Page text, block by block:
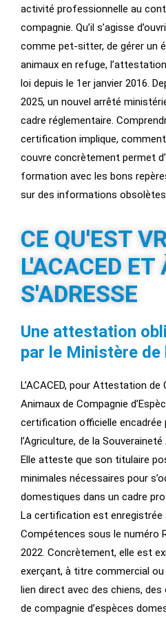
activité professionnelle au
compagnie. Qu’il s’agisse
comme pet-sitter, de gérer un
animaux en refuge,
loi depuis le 1er janvier 2016.
2025, un nouvel arrêté
cadre réglementaire.
certification implique, comment
couvre concrètement permet
formation avec les bons
sur des informations
CE QU'EST
L'ACACED ET
S'ADRESSE
Une attestation
par le Ministère
L’ACACED, pour Attestation
Animaux de Compagnie
certification officielle encadrée
l’Agriculture, de la
Elle atteste que son titulaire
minimales nécessaires pour
domestiques dans un cadre
La certification est enregistrée
Compétences sous le numéro
2022. Concrètement, elle est
exerçant, à titre commercial
lien direct avec des chiens,
de compagnie d’espèces